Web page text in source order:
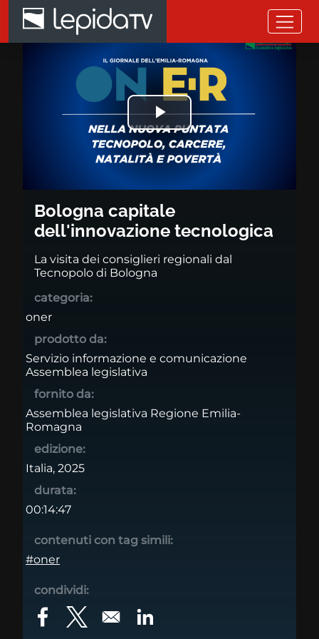
Salta al contenuto principale
Bologna capitale
Riprodurre
il
video
Bologna capitale
dell'innovazione tecnologica
La visita dei consiglieri regionali dal
Tecnopolo di Bologna
categoria:
oner
prodotto da:
Servizio informazione e comunicazione
Assemblea legislativa
fornito da:
Assemblea legislativa Regione Emilia-
Romagna
edizione:
Italia, 2025
durata:
00:14:47
contenuti con tag simili:
#oner
condividi:
Opens in a new window
Opens in a new windowOpens in a new window